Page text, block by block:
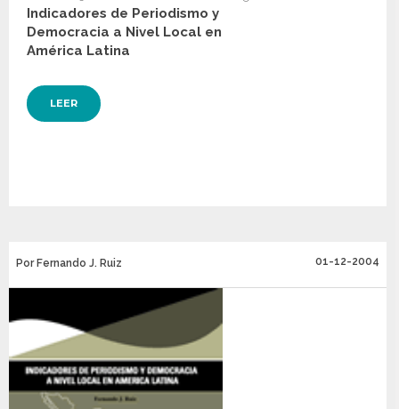
Indicadores de Periodismo y
Democracia a Nivel Local en
América Latina
LEER
Por Fernando J. Ruiz 01-12-2004